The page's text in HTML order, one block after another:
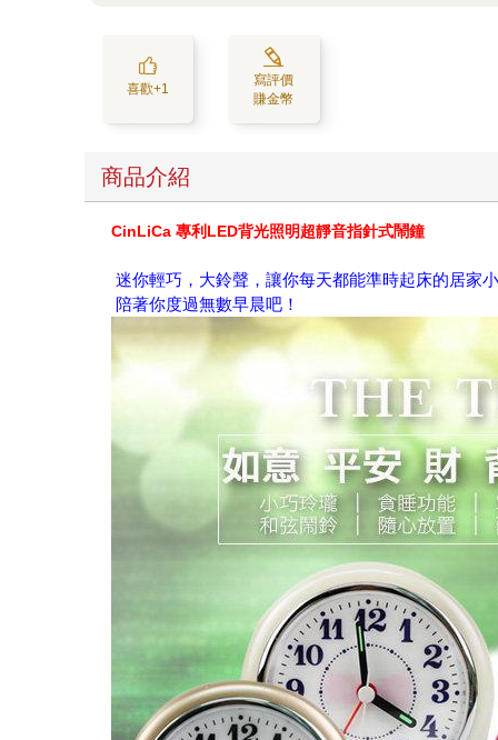
喜歡+1
寫評價
賺金幣
商品介紹
CinLiCa 專利LED背光照明超靜音指針式鬧鐘
迷你輕巧，大鈴聲，讓你每天都能準時起床的居家
陪著你度過無數早晨吧！